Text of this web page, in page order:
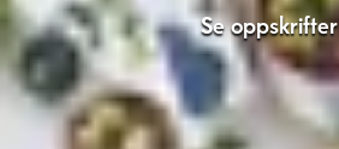
Se oppskrifter